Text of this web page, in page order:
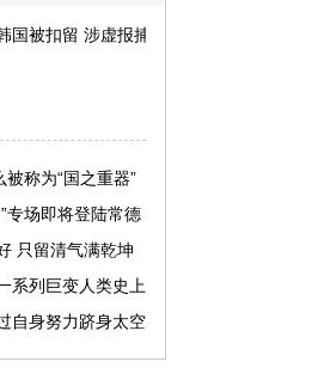
国被扣留 涉虚报捕捞量
称为“国之重器”
专场即将登陆常德
只留清气满乾坤
系列巨变人类史上
自身努力跻身太空